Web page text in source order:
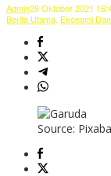
Admin28 Oktober 2021
Berita Utama, Ekonomi
Source: